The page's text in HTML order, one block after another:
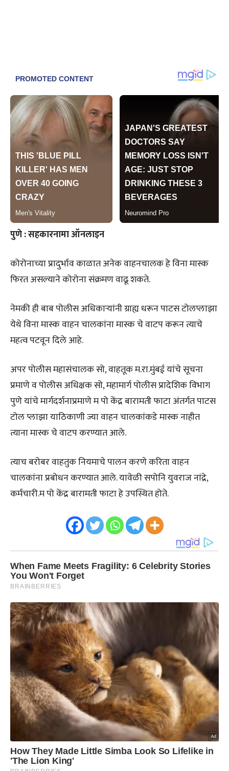
पुणे : सहकारनामा ऑनलाइन
कोरोनाच्या प्रादुर्भाव काळात अनेक वाहनचालक हे विना मास्क
फिरत असल्याने कोरोना संक्रमण वाढू शकते.
नेमकी ही बाब पोलीस अधिकाऱ्यांनी ग्राह्य धरून पाटस टोलप्लाझा
येथे विना मास्क वाहन चालकांना मास्क चे वाटप करून त्याचे
महत्व पटवून दिले आहे.
अपर पोलीस महासंचालक सो, वाहतूक म.रा.मुंबई यांचे सूचना
प्रमाणे व पोलीस अधिक्षक सो, महामार्ग पोलीस प्रादेशिक विभाग
पुणे यांचे मार्गदर्शनाप्रमाणे म पो केंद्र बारामती फाटा अंतर्गत पाटस
टोल प्लाझा याठिकाणी ज्या वाहन चालकांकडे मास्क नाहीत
त्याना मास्क चे वाटप करण्यात आले.
त्याच बरोबर वाहतुक नियमाचे पालन करणे करिता वाहन
चालकांना प्रबोधन करण्यात आले. यावेळी सपोनि युवराज नांद्रे,
कर्मचारी.म पो केंद्र बारामती फाटा हे उपस्थित होते.